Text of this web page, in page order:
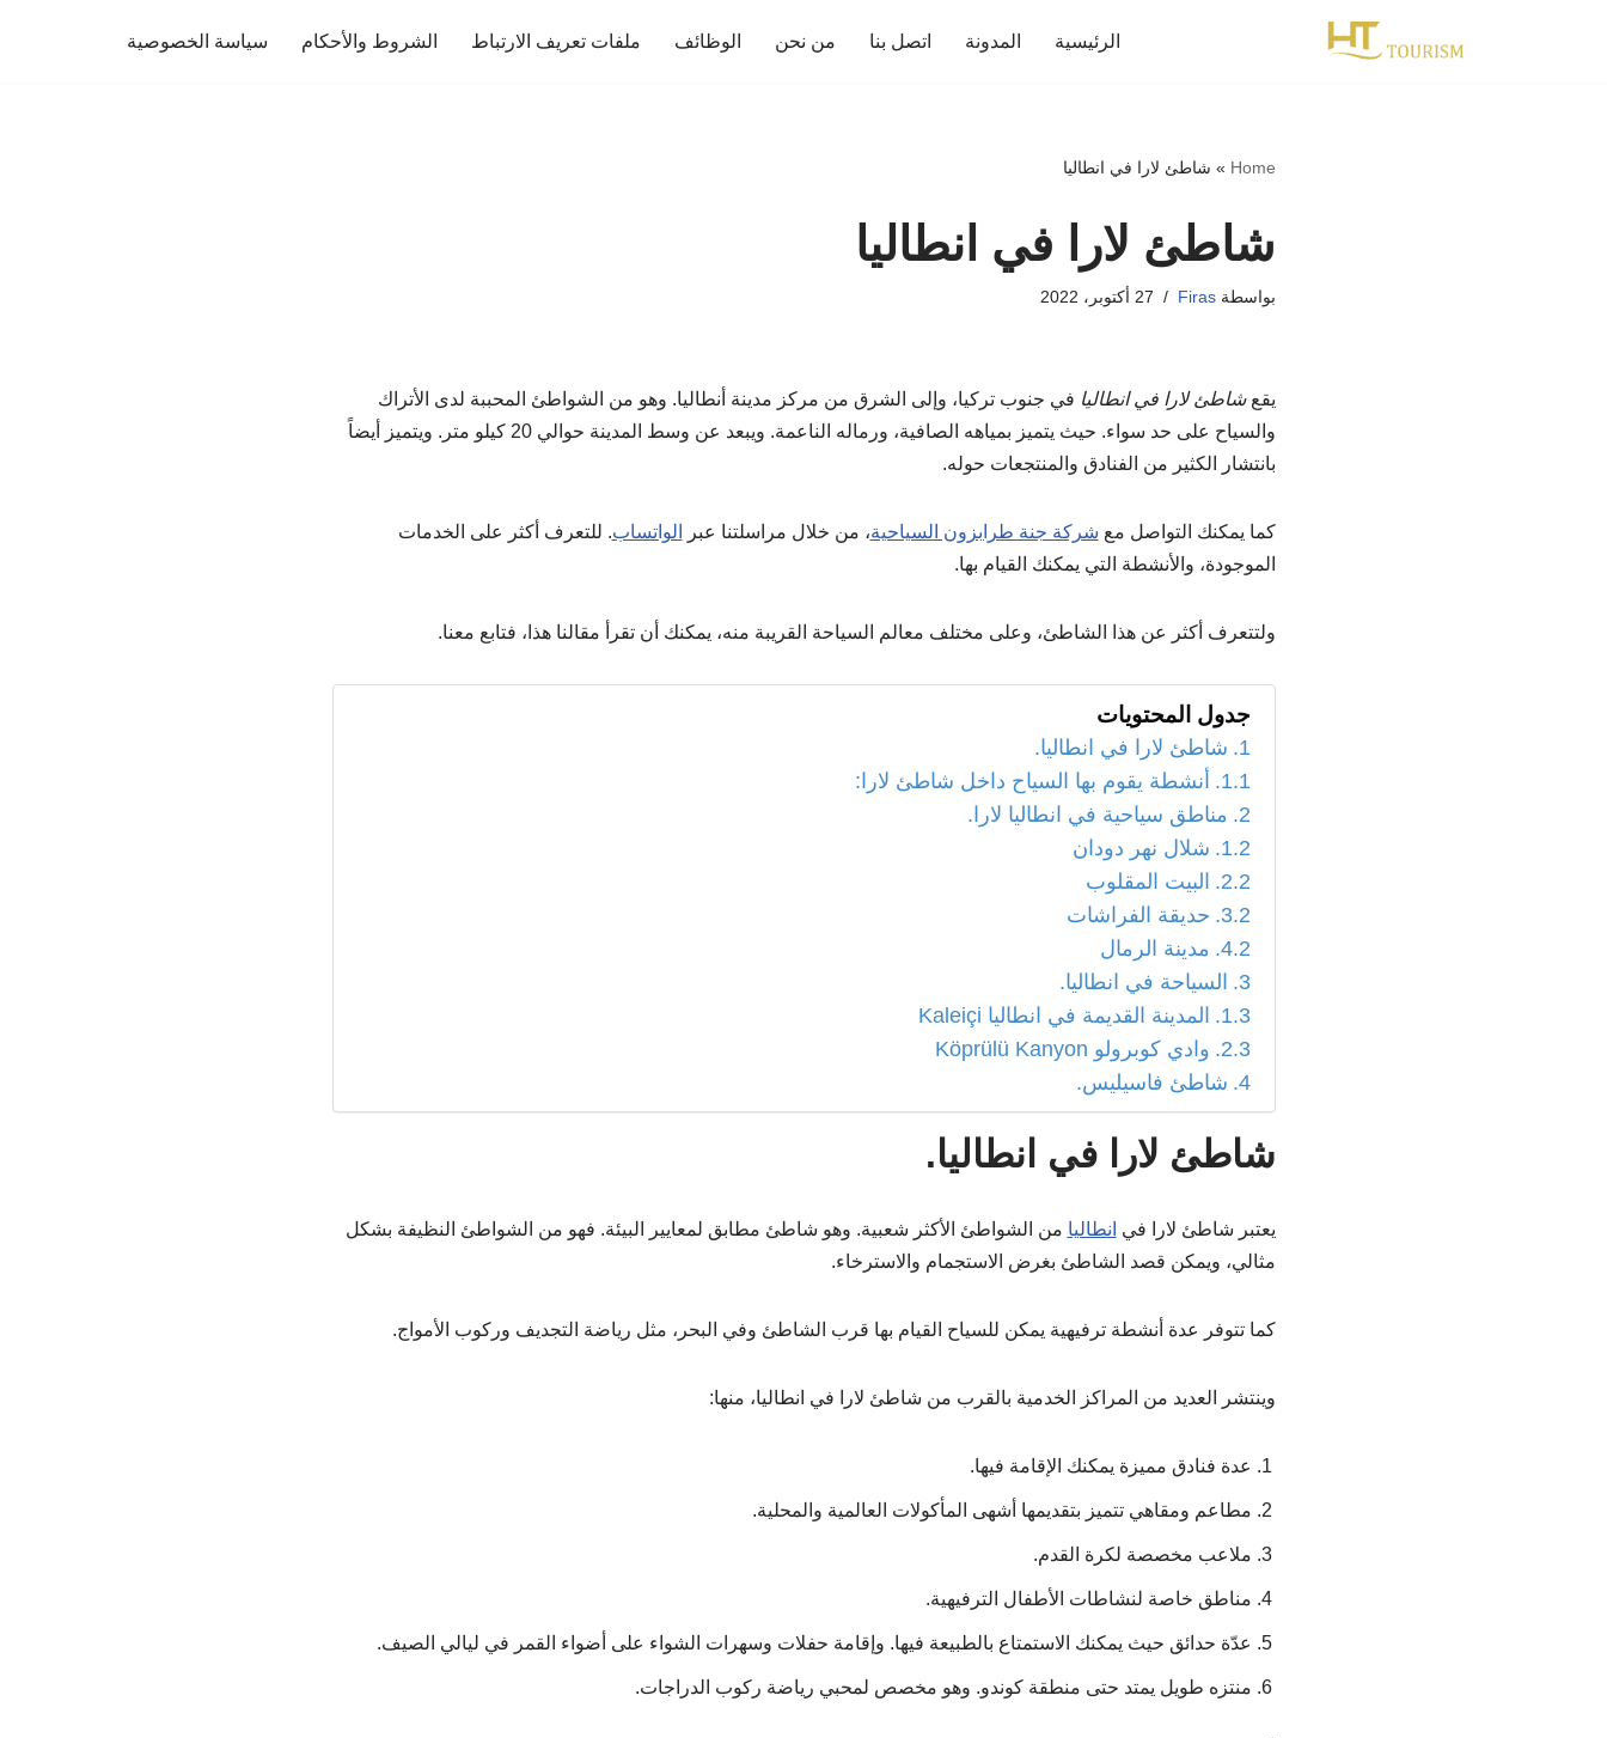
الرئيسية المدونة اتصل بنا من نحن الوظائف ملفات تعريف الارتباط الشروط والأحكام سياسة الخصوصية
Home
» شاطئ لارا في انطاليا
شاطئ لارا في انطاليا
بواسطةFiras 27 أكتوبر، 2022
يقعشاطئ لارا في انطاليا في جنوب تركيا، وإلى الشرق من مركز مدينة أنطاليا. وهو من الشواطئ المحببة لدى الأتراك
والسياح على حد سواء. حيث يتميز بمياهه الصافية، ورماله الناعمة. ويبعد عن وسط المدينة حوالي 20 كيلو متر. ويتميز أيضاً
بانتشار الكثير من الفنادق والمنتجعات حوله.
كما يمكنك التواصل مع شركة جنة طرابزون السياحية، من خلال مراسلتنا عبر الواتساب. للتعرف أكثر على الخدمات
الموجودة، والأنشطة التي يمكنك القيام بها.
ولتتعرف أكثر عن هذا الشاطئ، وعلى مختلف معالم السياحة القريبة منه، يمكنك أن تقرأ مقالنا هذا، فتابع معنا.
جدول المحتويات
شاطئ لارا في انطاليا.
أنشطة يقوم بها السياح داخل شاطئ لارا:
مناطق سياحية في انطاليا لارا.
شلال نهر دودان
البيت المقلوب
حديقة الفراشات
مدينة الرمال
السياحة في انطاليا.
المدينة القديمة في انطاليا Kaleiçi
وادي كوبرولو Köprülü Kanyon
شاطئ فاسيليس.
شاطئ لارا في انطاليا.
يعتبر شاطئ لارا في انطاليا من الشواطئ الأكثر شعبية. وهو شاطئ مطابق لمعايير البيئة. فهو من الشواطئ النظيفة بشكل
مثالي، ويمكن قصد الشاطئ بغرض الاستجمام والاسترخاء.
كما تتوفر عدة أنشطة ترفيهية يمكن للسياح القيام بها قرب الشاطئ وفي البحر، مثل رياضة التجديف وركوب الأمواج.
وينتشر العديد من المراكز الخدمية بالقرب من شاطئ لارا في انطاليا، منها:
عدة فنادق مميزة يمكنك الإقامة فيها.
مطاعم ومقاهي تتميز بتقديمها أشهى المأكولات العالمية والمحلية.
ملاعب مخصصة لكرة القدم.
مناطق خاصة لنشاطات الأطفال الترفيهية.
عدّة حدائق حيث يمكنك الاستمتاع بالطبيعة فيها. وإقامة حفلات وسهرات الشواء على أضواء القمر في ليالي الصيف.
منتزه طويل يمتد حتى منطقة كوندو. وهو مخصص لمحبي رياضة ركوب الدراجات.